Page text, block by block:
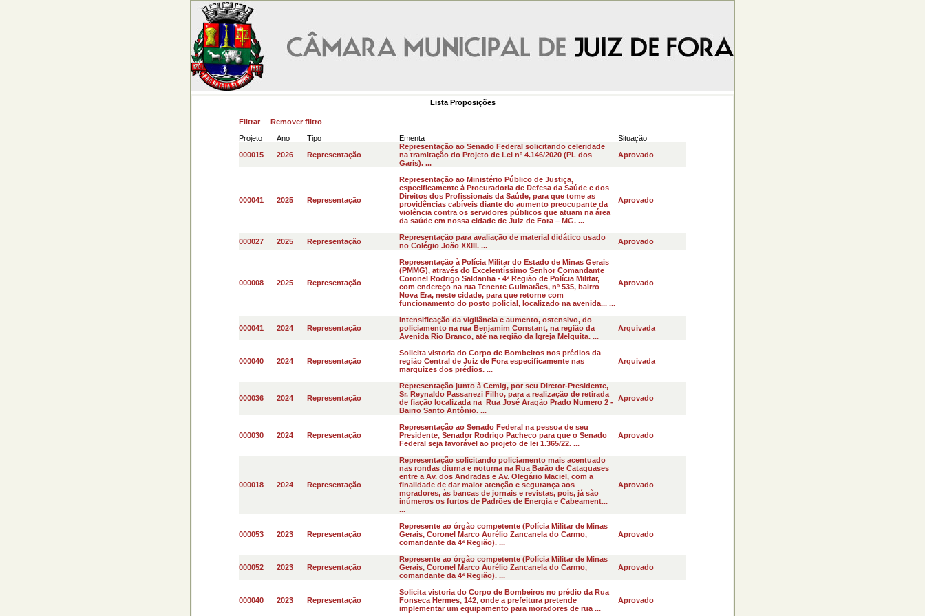
Lista Proposições
Filtrar
Remover filtro
Projeto
Ano Tipo Ementa
Situação
000015
2026 Representação
Representação ao Senado Federal solicitando celeridade
na tramitação do Projeto de Lei nº 4.146/2020 (PL dos
Garis). ...
Aprovado
000041 2025 Representação
Representação ao Ministério Público de Justiça,
especificamente à Procuradoria de Defesa da Saúde e dos
Direitos dos Profissionais da Saúde, para que tome as
providências cabíveis diante do aumento preocupante da
violência contra os servidores públicos que atuam na área
da saúde em nossa cidade de Juiz de Fora – MG. ...
Aprovado
000027 2025 Representação
Representação para avaliação de material didático usado
no Colégio João XXIII. ...
Aprovado
000008 2025 Representação
Representação à Polícia Militar do Estado de Minas Gerais
(PMMG), através do Excelentíssimo Senhor Comandante
Coronel Rodrigo Saldanha - 4ª Região de Polícia Militar,
com endereço na rua Tenente Guimarães, nº 535, bairro
Nova Era, neste cidade, para que retorne com
funcionamento do posto policial, localizado na avenida... ...
Aprovado
000041 2024 Representação
Intensificação da vigilância e aumento, ostensivo, do
policiamento na rua Benjamim Constant, na região da
Avenida Rio Branco, até na região da Igreja Melquita. ...
Arquivada
000040 2024 Representação
Solicita vistoria do Corpo de Bombeiros nos prédios da
região Central de Juiz de Fora especificamente nas
marquizes dos prédios. ...
Arquivada
000036 2024 Representação
Representação junto à Cemig, por seu Diretor-Presidente,
Sr. Reynaldo Passanezi Filho, para a realização de retirada
de fiação localizada na Rua José Aragão Prado Numero 2 -
Bairro Santo Antônio. ...
Aprovado
000030 2024 Representação
Representação ao Senado Federal na pessoa de seu
Presidente, Senador Rodrigo Pacheco para que o Senado
Federal seja favorável ao projeto de lei 1.365/22. ...
Aprovado
000018 2024 Representação
Representação solicitando policiamento mais acentuado
nas rondas diurna e noturna na Rua Barão de Cataguases
entre a Av. dos Andradas e Av. Olegário Maciel, com a
finalidade de dar maior atenção e segurança aos
moradores, às bancas de jornais e revistas, pois, já são
inúmeros os furtos de Padrões de Energia e Cabeament...
...
Aprovado
000053 2023 Representação
Represente ao órgão competente (Polícia Militar de Minas
Gerais, Coronel Marco Aurélio Zancanela do Carmo,
comandante da 4ª Região). ...
Aprovado
000052 2023 Representação
Represente ao órgão competente (Polícia Militar de Minas
Gerais, Coronel Marco Aurélio Zancanela do Carmo,
comandante da 4ª Região). ...
Aprovado
000040 2023 Representação
Solicita vistoria do Corpo de Bombeiros no prédio da Rua
Fonseca Hermes, 142, onde a prefeitura pretende
implementar um equipamento para moradores de rua ...
Aprovado